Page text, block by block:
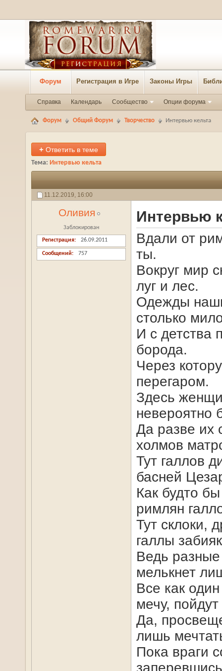
Форум Регистрация в Игре Законы Игры
Справка Календарь Сообщество Опции форума
Форум Общий Форум Творчество Интервью кельта
+ Ответить в теме
Тема: Интервью кельта
11.12.2019, 16:00
Оливия
Заблокирован
Регистрация 26.09.2011
Сообщений 757
Интервью
Вдали от
ты.
Вокруг мир
луг и лес.
Одежды
столько
И с детства
борода.
Через
перегаром.
Здесь
невероятно
Да разве их
холмов
Тут галлов
басней
Как будто
римлян
Тут склоки,
галлы
Ведь разные
мелькнет
Все как
мечу,
Да,
лишь
Пока враги